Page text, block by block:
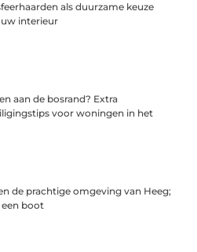
als duurzame keuze
interieur
aan de bosrand? Extra
voor woningen in het
de prachtige omgeving van Heeg;
boot